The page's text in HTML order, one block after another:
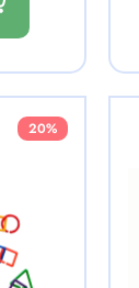
20%